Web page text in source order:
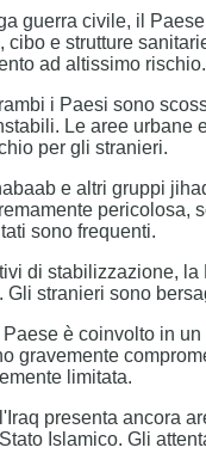
guerra civile, il
e strutture
ad altissimo rischio.
i Paesi sono
Le aree urbane
per gli stranieri.
e altri gruppi
pericolosa,
sono frequenti.
di stabilizzazione,
Gli stranieri sono
Paese è coinvolto in
gravemente
limitata.
presenta ancora
Islamico. Gli